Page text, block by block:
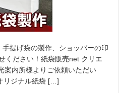
提げ袋の製作、ショッパーの印
ください！紙袋販売net クリエ
案内所様よりご依頼いただい
リジナル紙袋 […]